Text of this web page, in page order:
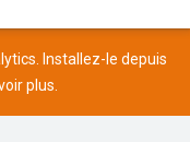
Installez-le depuis
plus.